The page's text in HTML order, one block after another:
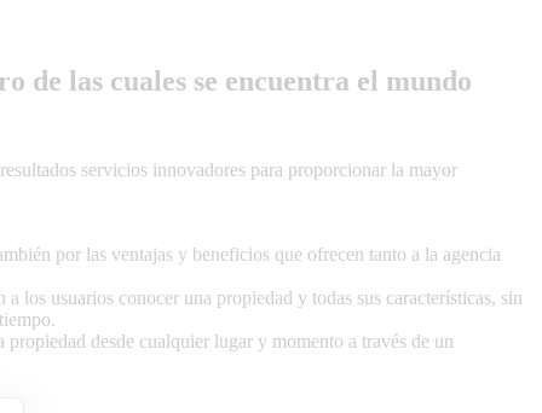
de las cuales se encuentra el mundo
servicios innovadores para proporcionar la mayor
por las ventajas y beneficios que ofrecen tanto a la agencia
los usuarios conocer una propiedad y todas sus características, sin
desde cualquier lugar y momento a través de un